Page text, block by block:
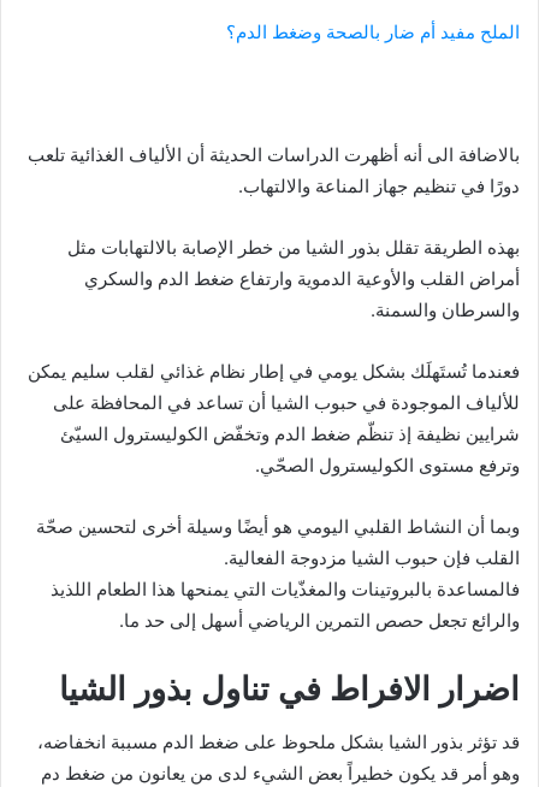
الملح مفيد أم ضار بالصحة وضغط الدم؟
بالاضافة الى أنه أظهرت الدراسات الحديثة أن الألياف الغذائية تلعب
دورًا في تنظيم جهاز المناعة والالتهاب.
بهذه الطريقة تقلل بذور الشيا من خطر الإصابة بالالتهابات مثل
أمراض القلب والأوعية الدموية وارتفاع ضغط الدم والسكري
والسرطان والسمنة.
فعندما تُستَهلَك بشكل يومي في إطار نظام غذائي لقلب سليم يمكن
للألياف الموجودة في حبوب الشيا أن تساعد في المحافظة على
شرايين نظيفة إذ تنظّم ضغط الدم وتخفّض الكوليسترول السيّئ
وترفع مستوى الكوليسترول الصحّي.
وبما أن النشاط القلبي اليومي هو أيضًا وسيلة أخرى لتحسين صحّة
القلب فإن حبوب الشيا مزدوجة الفعالية.
فالمساعدة بالبروتينات والمغذّيات التي يمنحها هذا الطعام اللذيذ
والرائع تجعل حصص التمرين الرياضي أسهل إلى حد ما.
اضرار الافراط في تناول بذور الشيا
قد تؤثر بذور الشيا بشكل ملحوظ على ضغط الدم مسببة انخفاضه،
وهو أمر قد يكون خطيراً بعض الشيء لدى من يعانون من ضغط دم